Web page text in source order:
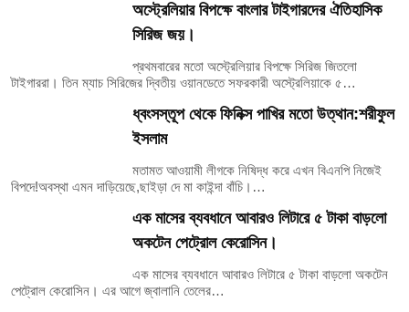
অস্ট্রেলিয়ার বিপক্ষে বাংলার টাইগারদের ঐতিহাসিক
সিরিজ জয়।
প্রথমবারের মতো অস্ট্রেলিয়ার বিপক্ষে সিরিজ জিতলো
টাইগাররা। তিন ম্যাচ সিরিজের দ্বিতীয় ওয়ানডেতে সফরকারী অস্ট্রেলিয়াকে ৫…
ধ্বংসস্তূপ থেকে ফিনিক্স পাখির মতো উত্থান:শরীফুল
ইসলাম
মতামত আওয়ামী লীগকে নিষিদ্ধ করে এখন বিএনপি নিজেই
বিপদে!অবস্থা এমন দাড়িয়েছে,ছাইড়া দে মা কাইন্দা বাঁচি।…
এক মাসের ব্যবধানে আবারও লিটারে ৫ টাকা বাড়লো
অকটেন পেট্রোল কেরোসিন।
এক মাসের ব্যবধানে আবারও লিটারে ৫ টাকা বাড়লো অকটেন
পেট্রোল কেরোসিন। এর আগে জ্বালানি তেলের…